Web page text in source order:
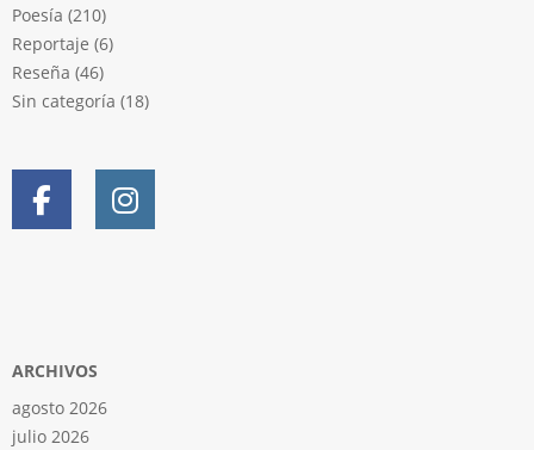
Poesía (210)
Reportaje (6)
Reseña (46)
Sin categoría (18)
ARCHIVOS
agosto 2026
julio 2026